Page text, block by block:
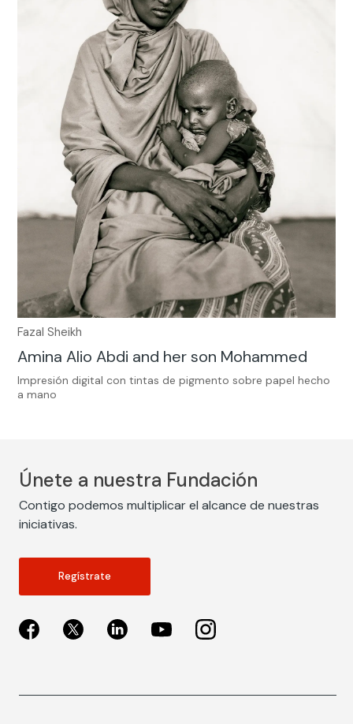
Fazal Sheikh
Amina Alio Abdi and her son Mohammed
Impresión digital con tintas de pigmento sobre papel hecho
a mano
Únete a nuestra Fundación
Contigo podemos multiplicar el alcance de nuestras
iniciativas.
Regístrate